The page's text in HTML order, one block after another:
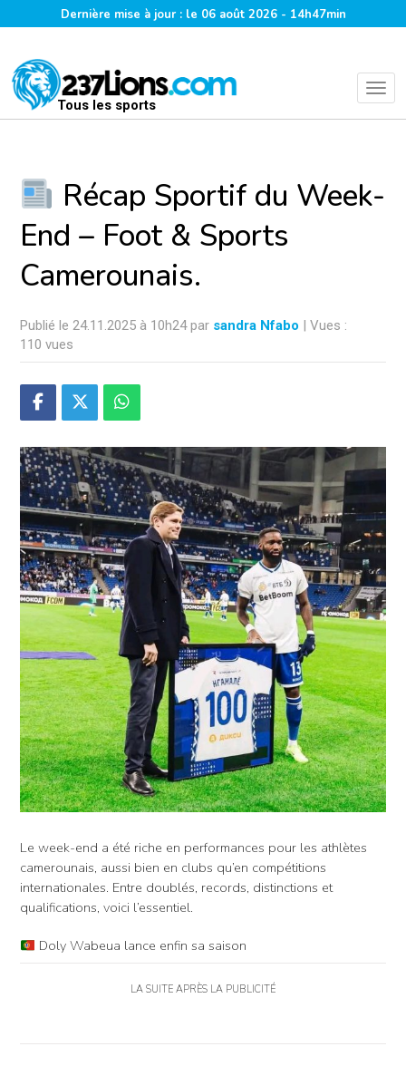
Dernière mise à jour : le 06 août 2026 - 14h47min
Tous les sports
Récap Sportif du Week-
End – Foot & Sports
Camerounais.
Publié le 24.11.2025 à 10h24 par sandra Nfabo | Vues :
110 vues
Le week-end a été riche en performances pour les athlètes
camerounais, aussi bien en clubs qu’en compétitions
internationales. Entre doublés, records, distinctions et
qualifications, voici l’essentiel.
Doly Wabeua lance enfin sa saison
LA SUITE APRÈS LA PUBLICITÉ